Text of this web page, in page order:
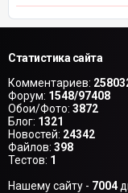
Статистика сайта
Комментариев:
Форум: 1548/97408
Обои/Фото: 3872
Блог: 1321
Новостей: 24342
Файлов: 398
Тестов: 1
Нашему сайту - 7004